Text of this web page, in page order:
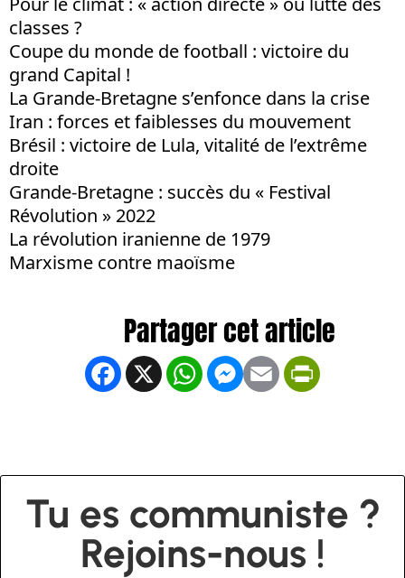
classes ?
Coupe du monde de football : victoire du
grand Capital !
La Grande-Bretagne s’enfonce dans la crise
Iran : forces et faiblesses du mouvement
Brésil : victoire de Lula, vitalité de l’extrême
droite
Grande-Bretagne : succès du « Festival
Révolution » 2022
La révolution iranienne de 1979
Marxisme contre maoïsme
Facebook
X WhatsApp
Messenger
Email
Tu es communiste ?
Rejoins-nous !